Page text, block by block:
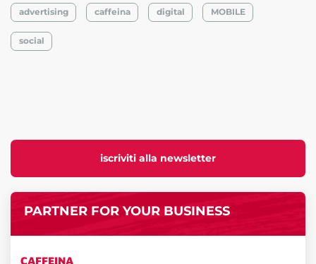
iscriviti alla newsletter
PARTNER FOR YOUR BUSINESS
CAFFEINA
advertising caffeina digital MOBILE
social